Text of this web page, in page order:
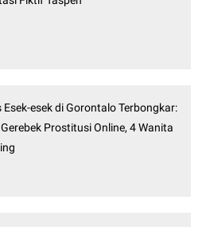
Esek-esek di Gorontalo Terbongkar:
Prostitusi Online, 4 Wanita